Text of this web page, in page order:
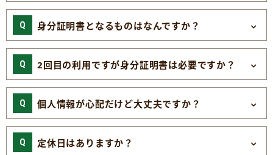
身分証明書となるものはなんですか？
2回目の利用ですが身分証明書は必要ですか？
個人情報が心配だけど大丈夫ですか？
定休日はありますか？